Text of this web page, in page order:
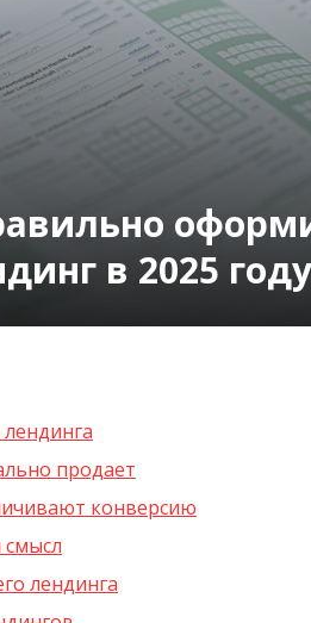
в 2025 году
продает
конверсию
смысл
лендинга